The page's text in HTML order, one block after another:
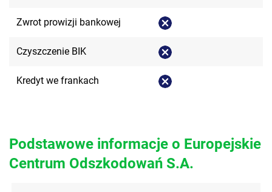
Zwrot prowizji bankowej
Czyszczenie BIK
Kredyt we frankach
Podstawowe informacje o Europejskie
Centrum Odszkodowań S.A.